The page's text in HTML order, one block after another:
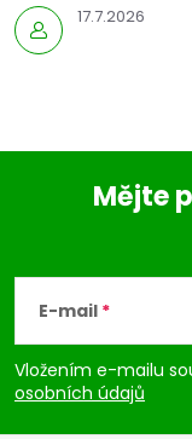
17.7.2026
p
Mějte
E-mail
Vložením e-mailu
osobních údajů